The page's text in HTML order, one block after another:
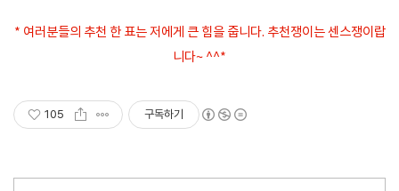
* 여러분들의 추천 한 표는 저에게 큰 힘을 줍니다. 추천쟁이는 센스쟁이랍
니다~ ^^*
105 구독하기